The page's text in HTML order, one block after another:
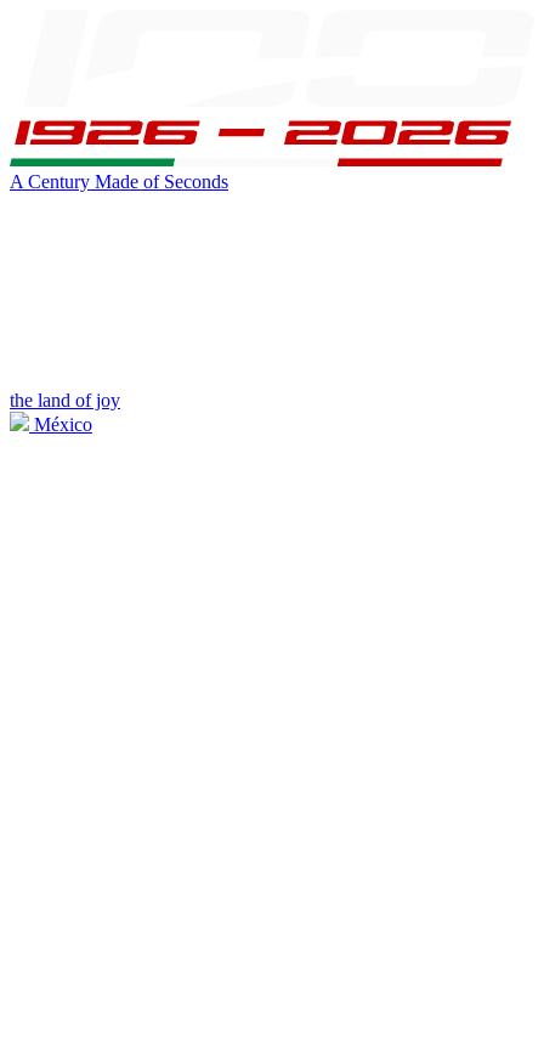
A Century Made of Seconds
the land of joy
México